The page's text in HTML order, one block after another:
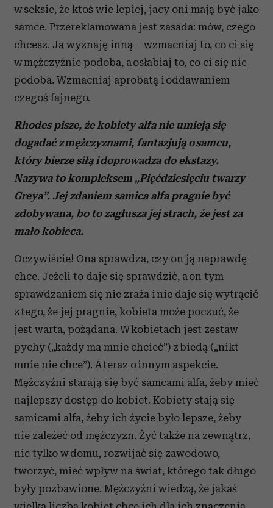
w seksie, że ktoś wie lepiej, jacy oni mają być jako
samce. Przereklamowana jest zasada: mów, czego
chcesz. Ja wyznaję inną – wzmacniaj to, co ci się
w mężczyźnie podoba, a osłabiaj to, co ci się nie
podoba. Wzmacniaj aprobatą i oddawaniem
czegoś fajnego.
Rhodes pisze, że kobiety alfa nie umieją się
dogadać z mężczyznami, fantazjują o samcu,
który bierze siłą i doprowadza do ekstazy.
Nazywa to kompleksem „Pięćdziesięciu twarzy
Greya”. Jej zdaniem samica alfa pragnie być
zdobywana, bo to zagłusza jej strach, że jest za
mało kobieca.
Oczywiście! Ona sprawdza, czy on ją naprawdę
chce. Jeżeli to daje się sprawdzić, a on tym
sprawdzaniem się nie zraża i nie daje się wytrącić
z tego, że jej pragnie, kobieta może poczuć, że
jest warta, pożądana. W kobietach jest zestaw
pychy („każdy ma mnie chcieć”) z biedą („nikt
mnie nie chce”). A teraz o innym aspekcie.
Mężczyźni starają się być samcami alfa, żeby mieć
najlepszy dostęp do kobiet. Kobiety stają się
samicami alfa, żeby ich życie było lepsze, żeby
nie zależeć od mężczyzn. Żyć także na zewnątrz,
nie tylko w domu, rozwijać się zawodowo,
tworzyć, mieć wpływ na świat, którego tak długo
były pozbawione. Mężczyźni wiedzą, że jakaś